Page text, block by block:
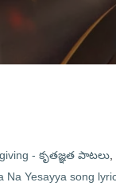
- కృతజ్ఞత పాటలు
Na Yesayya song